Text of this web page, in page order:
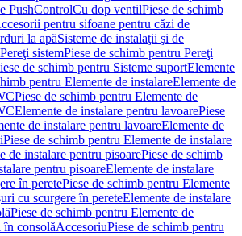
PushControlCu dop ventilPiese de schimb
pentru sifoane pentru căzi de
la apăSisteme de instalaţii şi de
Pereţi sistemPiese de schimb pentru Pereţi
de schimb pentru Sisteme suportElemente
pentru Elemente de instalareElemente de
Piese de schimb pentru Elemente de
Elemente de instalare pentru lavoarePiese
de instalare pentru lavoareElemente de
Piese de schimb pentru Elemente de instalare
de instalare pentru pisoarePiese de schimb
pentru pisoareElemente de instalare
în peretePiese de schimb pentru Elemente
cu scurgere în pereteElemente de instalare
Piese de schimb pentru Elemente de
în consolăAccesoriuPiese de schimb pentru